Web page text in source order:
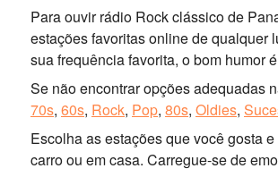
Para ouvir rádio Rock clássico de
estações favoritas online de qualquer
sua frequência favorita, o bom humor
Se não encontrar opções adequadas
70s, 60s, Rock, Pop, 80s, Oldies,
Escolha as estações que você gosta
carro ou em casa. Carregue-se de